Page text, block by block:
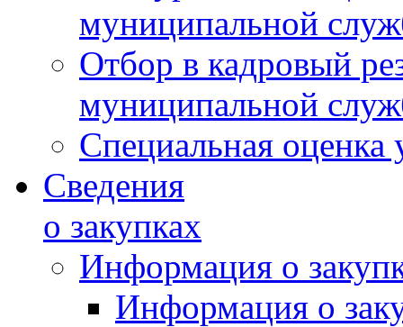
муниципальной
Отбор в кадровый
муниципальной
Специальная оценка
Сведения
о закупках
Информация о
Информация о